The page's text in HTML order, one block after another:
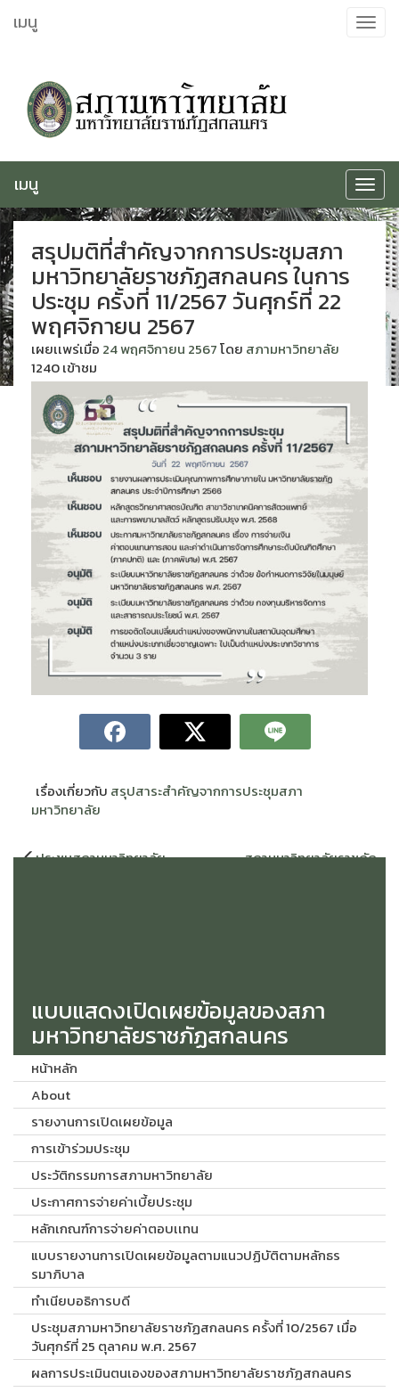
ไป
Toggle
เมนู
Toggle
เมนู
สรุปมติที่สำคัญจากการประชุมสภา
มหาวิทยาลัยราชภัฏสกลนคร ในการ
ประชุม ครั้งที่ 11/2567 วันศุกร์ที่ 22
พฤศจิกายน 2567
เผยเเพร่เมื่อ 24 พฤศจิกายน 2567โดย สภามหาวิทยาลัย
1240 เข้าชม
เรื่องเกี่ยวกับ สรุปสาระสำคัญจากการประชุมสภา
มหาวิทยาลัย
แนะแนว
ประชุมสภามหาวิทยาลัย
สภามหาวิทยาลัยราชภัฏ
แบบแสดงเปิดเผยข้อมูลของสภา
มหาวิทยาลัยราชภัฏสกลนคร
หน้าหลัก
About
รายงานการเปิดเผยข้อมูล
การเข้าร่วมประชุม
ประวัติกรรมการสภามหาวิทยาลัย
ประกาศการจ่ายค่าเบี้ยประชุม
หลักเกณฑ์การจ่ายค่าตอบเเทน
แบบรายงานการเปิดเผยข้อมูลตามแนวปฏิบัติตามหลักธร
รมาภิบาล
ทำเนียบอธิการบดี
ประชุมสภามหาวิทยาลัยราชภัฏสกลนคร ครั้งที่ 10/2567 เมื่อ
วันศุกร์ที่ 25 ตุลาคม พ.ศ. 2567
ผลการประเมินตนเองของสภามหาวิทยาลัยราชภัฏสกลนคร